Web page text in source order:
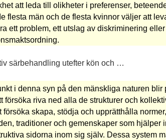
att leda till olikheter i preferenser,
flesta män och de flesta kvinnor väljer att
ett problem, ett utslag av diskriminering
särbehandling utefter kön och …
i denna syn på den mänskliga naturen
försöka riva ned alla de strukturer och
försöka skapa, stödja och upprätthålla
traditioner och gemenskaper som hjälper
sidorna inom sig själv. Dessa system